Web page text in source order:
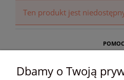
Ten produkt jest
POMOC
MOJE
Dbamy o Twoją